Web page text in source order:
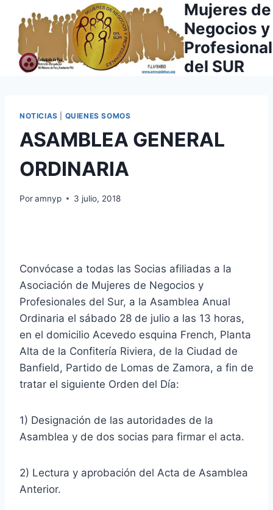
contenido
Mujeres de
Negocios y
del SUR
NOTICIAS QUIENES SOMOS
ASAMBLEA GENERAL
ORDINARIA
Poramnyp 3 julio, 2018
Convócase a todas las Socias afiliadas a la
Asociación de Mujeres de Negocios y
Profesionales del Sur, a la Asamblea Anual
Ordinaria el sábado 28 de julio a las 13 horas,
en el domicilio Acevedo esquina French, Planta
Alta de la Confitería Riviera, de la Ciudad de
Banfield, Partido de Lomas de Zamora, a fin de
tratar el siguiente Orden del Día:
1) Designación de las autoridades de la
Asamblea y de dos socias para firmar el acta.
2) Lectura y aprobación del Acta de Asamblea
Anterior.